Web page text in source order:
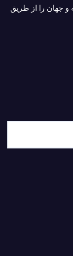
و جهان را از طریق